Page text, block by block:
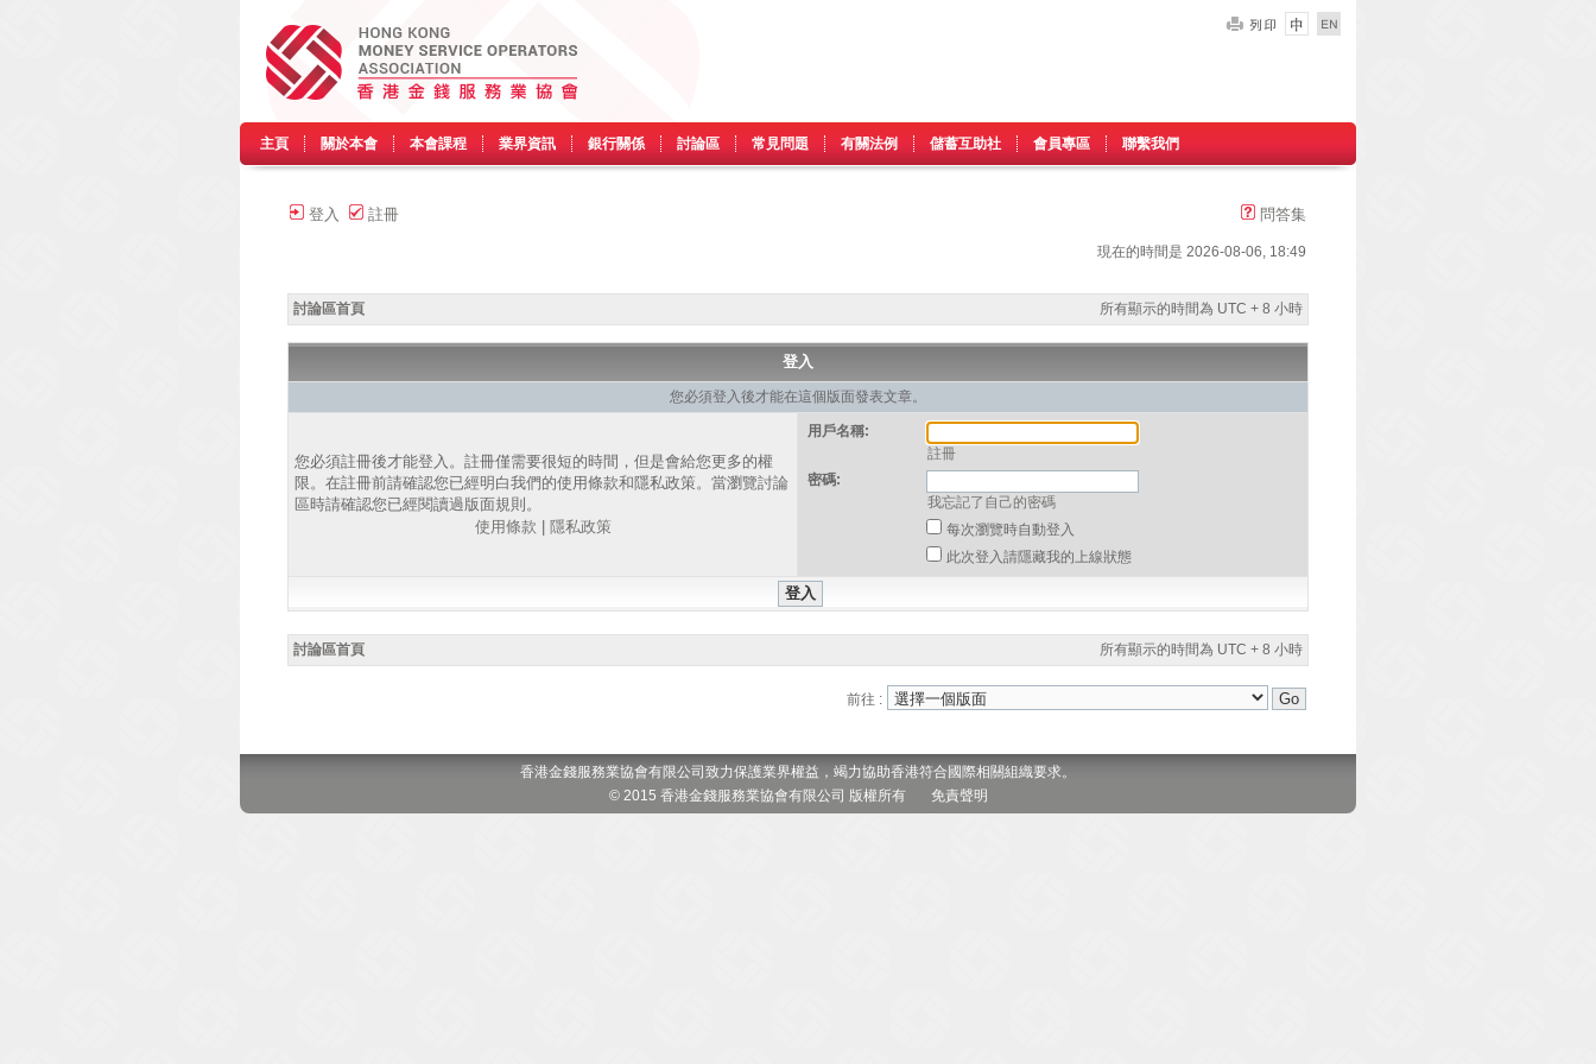
主頁 關於本會 本會課程 業界資訊 銀行關係 討論區 常見問題 有關法例 儲蓄互助社 會員專區 聯繫我們
登入 註冊 問答集
現在的時間是 2026-08-06, 18:49
討論區首頁 所有顯示的時間為 UTC + 8 小時
登入
您必須登入後才能在這個版面發表文章。
您必須註冊後才能登入。註冊僅需要很短的時間，但是會給您更多的權
限。在註冊前請確認您已經明白我們的使用條款和隱私政策。當瀏覽討論
區時請確認您已經閱讀過版面規則。
使用條款
隱私政策
用戶名稱:
註冊
密碼:
我忘記了自己的密碼
每次瀏覽時自動登入
此次登入請隱藏我的上線狀態
討論區首頁 所有顯示的時間為 UTC + 8 小時
前往 :
香港金錢服務業協會有限公司致力保護業界權益，竭力協助香港符合國際相關組織要求。
© 2015 香港金錢服務業協會有限公司 版權所有 免責聲明